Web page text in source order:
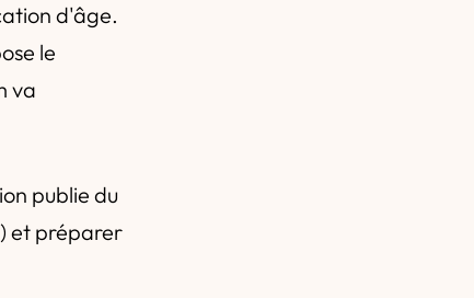
d'âge.
le
va
publie du
et préparer